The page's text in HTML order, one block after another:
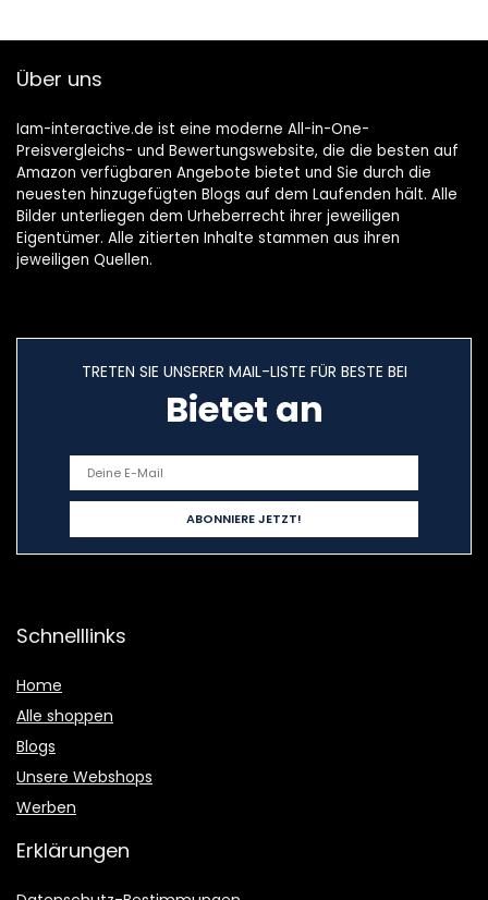
Über uns
Iam-interactive.de ist eine moderne All-in-One-
Preisvergleichs- und Bewertungswebsite, die die besten auf
Amazon verfügbaren Angebote bietet und Sie durch die
neuesten hinzugefügten Blogs auf dem Laufenden hält. Alle
Bilder unterliegen dem Urheberrecht ihrer jeweiligen
Eigentümer. Alle zitierten Inhalte stammen aus ihren
jeweiligen Quellen.
TRETEN SIE UNSERER MAIL-LISTE FÜR BESTE BEI
Bietet an
Schnelllinks
Home
Alle shoppen
Blogs
Unsere Webshops
Werben
Erklärungen